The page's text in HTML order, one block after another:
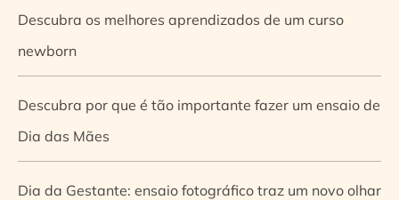
Descubra os melhores aprendizados de um curso
newborn
Descubra por que é tão importante fazer um ensaio de
Dia das Mães
Dia da Gestante: ensaio fotográfico traz um novo olhar